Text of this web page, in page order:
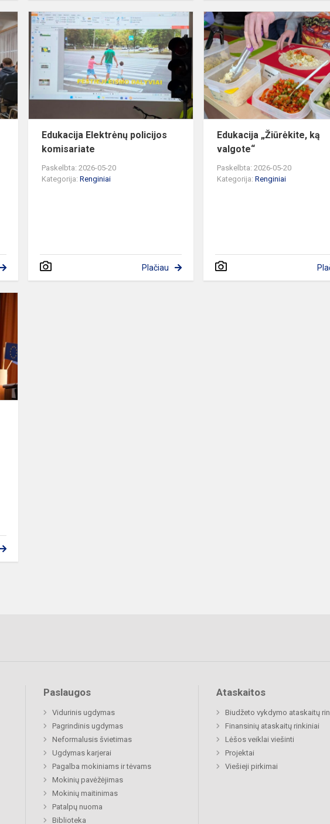
Startavo
projektas
„Psichikos
sveikata:
sąmoningumas
savyje...
Edukacija
Elektrėnų
policijos
komisariate
Edukacija Elektrėnų policijos
komisariate
Paskelbta: 2026-05-20
Kategorija:Renginiai
Plačiau
Edukacija „Žiūrėkite, ką
valgote“
Paskelbta: 2026-05-20
Kategorija:Renginiai
Paslaugos
Vidurinis ugdymas
Pagrindinis ugdymas
Neformalusis švietimas
Ugdymas karjerai
Pagalba mokiniams ir tėvams
Mokinių pavėžėjimas
Mokinių maitinimas
Patalpų nuoma
Biblioteka
Ataskaitos
Biudžeto vykdymo ataskaitų
Finansinių ataskaitų rinkiniai
Lėšos veiklai viešinti
Projektai
Viešieji pirkimai